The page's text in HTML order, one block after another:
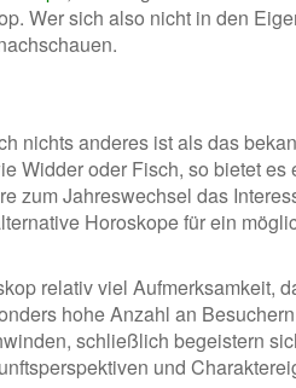
Wer sich also nicht in den
nichts anderes ist als das
Widder oder Fisch, so bietet es
zum Jahreswechsel das
Horoskope für ein
relativ viel Aufmerksamkeit,
hohe Anzahl an
schließlich begeistern
und